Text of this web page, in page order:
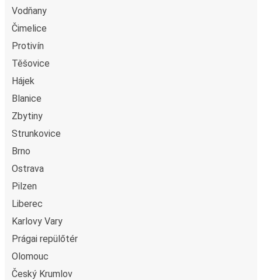
Vodňany
Čimelice
Protivín
Těšovice
Hájek
Blanice
Zbytiny
Strunkovice
Brno
Ostrava
Pilzen
Liberec
Karlovy Vary
Prágai repülőtér
Olomouc
Český Krumlov